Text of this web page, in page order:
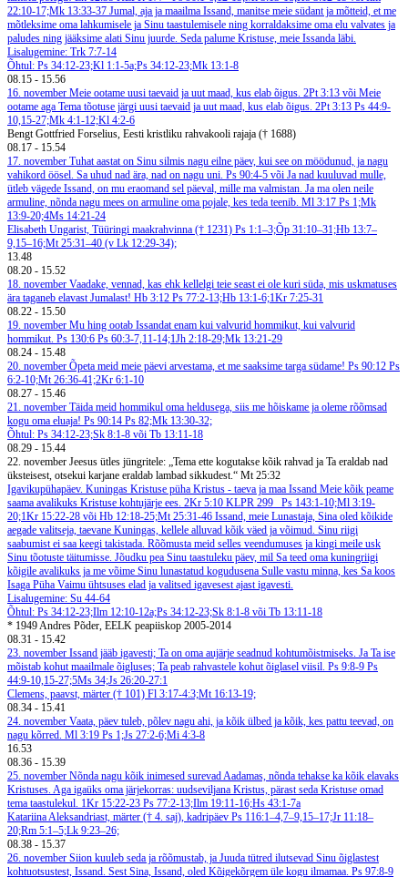
22:10-17;Mk 13:33-37 Jumal, aja ja maailma Issand, manitse meie südant ja mõtteid, et me
mõtleksime oma lahkumisele ja Sinu taastulemisele ning korraldaksime oma elu valvates ja
paludes ning jääksime alati Sinu juurde. Seda palume Kristuse, meie Issanda läbi.
Lisalugemine: Trk 7:7-14
Õhtul: Ps 34:12-23;Kl 1:1-5a;Ps 34:12-23;Mk 13:1-8
08.15 - 15.56
16. november Meie ootame uusi taevaid ja uut maad, kus elab õigus. 2Pt 3:13 või Meie
ootame aga Tema tõotuse järgi uusi taevaid ja uut maad, kus elab õigus. 2Pt 3:13 Ps 44:9-
10,15-27;Mk 4:1-12;Kl 4:2-6
Bengt Gottfried Forselius, Eesti kristliku rahvakooli rajaja († 1688)
08.17 - 15.54
17. november Tuhat aastat on Sinu silmis nagu eilne päev, kui see on möödunud, ja nagu
vahikord öösel. Sa uhud nad ära, nad on nagu uni. Ps 90:4-5 või Ja nad kuuluvad mulle,
ütleb vägede Issand, on mu eraomand sel päeval, mille ma valmistan. Ja ma olen neile
armuline, nõnda nagu mees on armuline oma pojale, kes teda teenib. Ml 3:17 Ps 1;Mk
13:9-20;4Ms 14:21-24
Elisabeth Ungarist, Tüüringi maakrahvinna († 1231) Ps 1:1–3;Õp 31:10–31;Hb 13:7–
9,15–16;Mt 25:31–40 (v Lk 12:29-34);
13.48
08.20 - 15.52
18. november Vaadake, vennad, kas ehk kellelgi teie seast ei ole kuri süda, mis uskmatuses
ära taganeb elavast Jumalast! Hb 3:12 Ps 77:2-13;Hb 13:1-6;1Kr 7:25-31
08.22 - 15.50
19. november Mu hing ootab Issandat enam kui valvurid hommikut, kui valvurid
hommikut. Ps 130:6 Ps 60:3-7,11-14;1Jh 2:18-29;Mk 13:21-29
08.24 - 15.48
20. november Õpeta meid meie päevi arvestama, et me saaksime targa südame! Ps 90:12 Ps
6:2-10;Mt 26:36-41;2Kr 6:1-10
08.27 - 15.46
21. november Täida meid hommikul oma heldusega, siis me hõiskame ja oleme rõõmsad
kogu oma eluaja! Ps 90:14 Ps 82;Mk 13:30-32;
Õhtul: Ps 34:12-23;Sk 8:1-8 või Tb 13:11-18
08.29 - 15.44
22. november Jeesus ütles jüngritele: „Tema ette kogutakse kõik rahvad ja Ta eraldab nad
üksteisest, otsekui karjane eraldab lambad sikkudest.“ Mt 25:32
Igavikupühapäev. Kuningas Kristuse püha Kristus - taeva ja maa Issand Meie kõik peame
saama avalikuks Kristuse kohtujärje ees. 2Kr 5:10 KLPR 299
Ps 143:1-10;Ml 3:19-
20;1Kr 15:22-28 või Hb 12:18-25;Mt 25:31-46 Issand, meie Lunastaja, Sina oled kõikide
aegade valitseja, taevane Kuningas, kellele alluvad kõik väed ja võimud. Sinu riigi
saabumist ei saa keegi takistada. Rõõmusta meid selles veendumuses ja kingi meile usk
Sinu tõotuste täitumisse. Jõudku pea Sinu taastuleku päev, mil Sa teed oma kuningriigi
kõigile avalikuks ja me võime Sinu lunastatud kogudusena Sulle vastu minna, kes Sa koos
Isaga Püha Vaimu ühtsuses elad ja valitsed igavesest ajast igavesti.
Lisalugemine: Su 44-64
Õhtul: Ps 34:12-23;Ilm 12:10-12a;Ps 34:12-23;Sk 8:1-8 või Tb 13:11-18
* 1949 Andres Põder, EELK peapiiskop 2005-2014
08.31 - 15.42
23. november Issand jääb igavesti; Ta on oma aujärje seadnud kohtumõistmiseks. Ja Ta ise
mõistab kohut maailmale õigluses; Ta peab rahvastele kohut õiglasel viisil. Ps 9:8-9 Ps
44:9-10,15-27;5Ms 34;Js 26:20-27:1
Clemens, paavst, märter († 101) Fl 3:17-4:3;Mt 16:13-19;
08.34 - 15.41
24. november Vaata, päev tuleb, põlev nagu ahi, ja kõik ülbed ja kõik, kes pattu teevad, on
nagu kõrred. Ml 3:19 Ps 1;Js 27:2-6;Mi 4:3-8
16.53
08.36 - 15.39
25. november Nõnda nagu kõik inimesed surevad Aadamas, nõnda tehakse ka kõik elavaks
Kristuses. Aga igaüks oma järjekorras: uudseviljana Kristus, pärast seda Kristuse omad
tema taastulekul. 1Kr 15:22-23 Ps 77:2-13;Ilm 19:11-16;Hs 43:1-7a
Katariina Aleksandriast, märter († 4. saj), kadripäev Ps 116:1–4,7–9,15–17;Jr 11:18–
20;Rm 5:1–5;Lk 9:23–26;
08.38 - 15.37
26. november Siion kuuleb seda ja rõõmustab, ja Juuda tütred ilutsevad Sinu õiglastest
kohtuotsustest, Issand. Sest Sina, Issand, oled Kõigekõrgem üle kogu ilmamaa. Ps 97:8-9